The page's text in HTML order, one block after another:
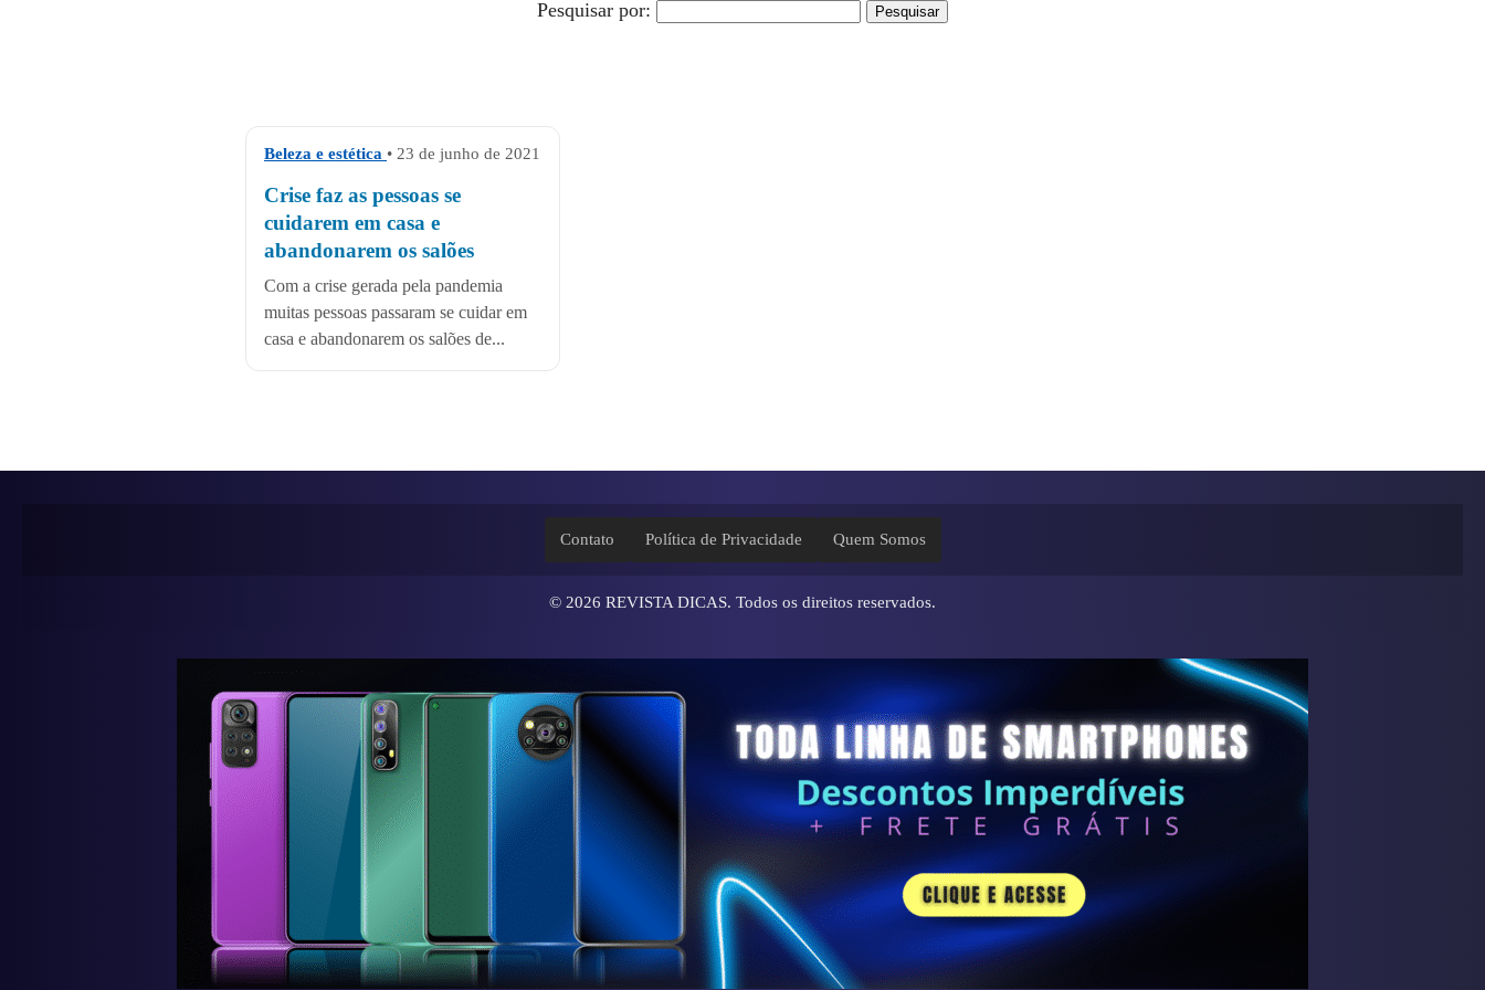
Pesquisar por:
Beleza e estética • 23 de junho de 2021
Crise faz as pessoas se
cuidarem em casa e
abandonarem os salões
Com a crise gerada pela pandemia
muitas pessoas passaram se cuidar em
casa e abandonarem os salões de...
Contato Política de Privacidade Quem Somos
© 2026 REVISTA DICAS. Todos os direitos reservados.